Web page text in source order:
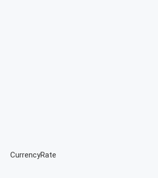
CurrencyRate